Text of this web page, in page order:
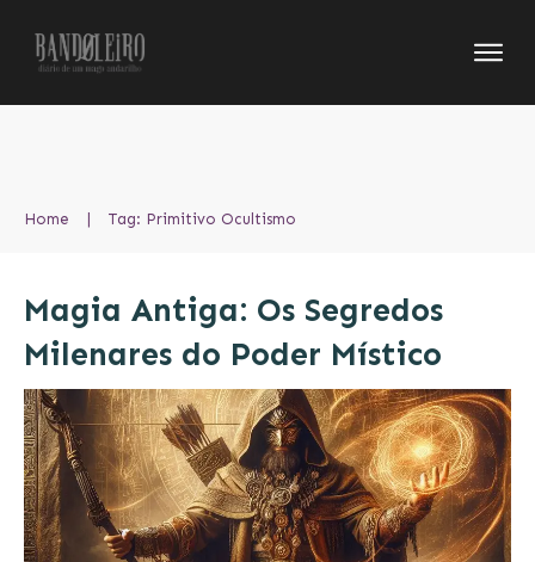
Home | Tag: Primitivo Ocultismo
Magia Antiga: Os Segredos
Milenares do Poder Místico